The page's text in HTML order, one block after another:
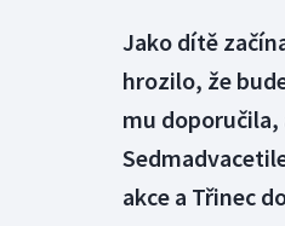
Jako dítě
hrozilo, že
mu doporučila,
akce a Třinec